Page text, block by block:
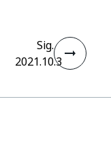
Sig.
2021.10.3